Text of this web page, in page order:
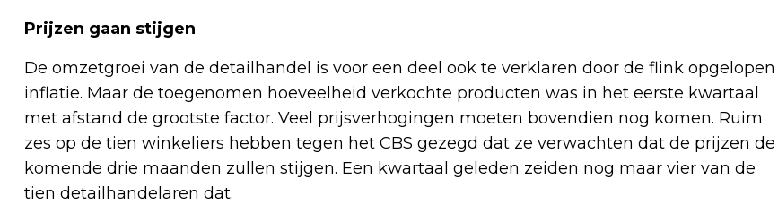
Prijzen gaan stijgen
De omzetgroei van de detailhandel is voor een deel ook te verklaren door de flink opgelopen
inflatie. Maar de toegenomen hoeveelheid verkochte producten was in het eerste kwartaal
met afstand de grootste factor. Veel prijsverhogingen moeten bovendien nog komen. Ruim
zes op de tien winkeliers hebben tegen het CBS gezegd dat ze verwachten dat de prijzen de
komende drie maanden zullen stijgen. Een kwartaal geleden zeiden nog maar vier van de
tien detailhandelaren dat.